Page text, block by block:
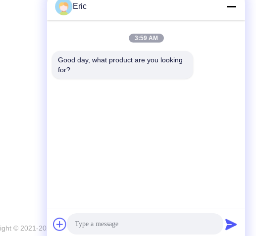
Tel
© 2021-2025 WUXI RAYMOND STEEL CO.,LTD . All Rights Reserved.
Eric
3:59 AM
Good day, what product are you looking
for?